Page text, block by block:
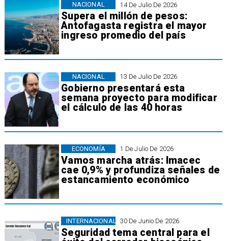
14 De Julio De 2026
Supera el millón de pesos:
Antofagasta registra el mayor
ingreso promedio del país
NACIONAL
13 De Julio De 2026
Gobierno presentará esta
semana proyecto para modificar
el cálculo de las 40 horas
NACIONAL
1 De Julio De 2026
Vamos marcha atrás: Imacec
cae 0,9% y profundiza señales de
estancamiento económico
ECONOMÍA
30 De Junio De 2026
Seguridad tema central para el
INTERNACIONAL